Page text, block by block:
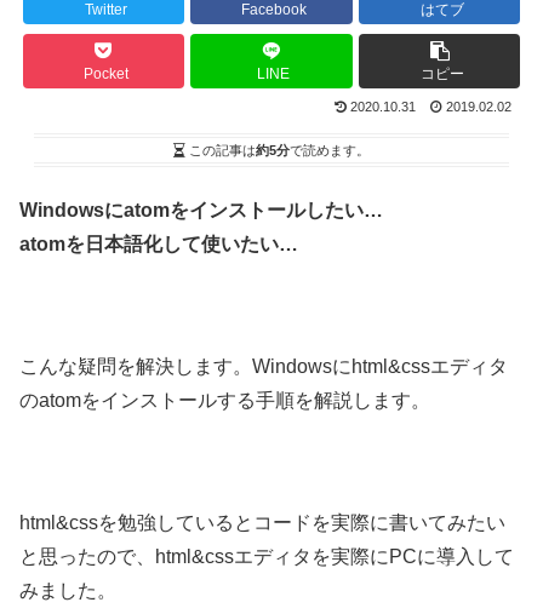
Twitter Facebook はてブ
Pocket LINE コピー
2020.10.31 2019.02.02
この記事は約5分で読めます。
Windowsにatomをインストールしたい…
atomを日本語化して使いたい…
こんな疑問を解決します。Windowsにhtml&cssエディタ
のatomをインストールする手順を解説します。
html&cssを勉強しているとコードを実際に書いてみたい
と思ったので、html&cssエディタを実際にPCに導入して
みました。